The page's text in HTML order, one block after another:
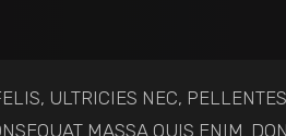
ULTRICIES NEC,
MASSA QUIS ENIM.